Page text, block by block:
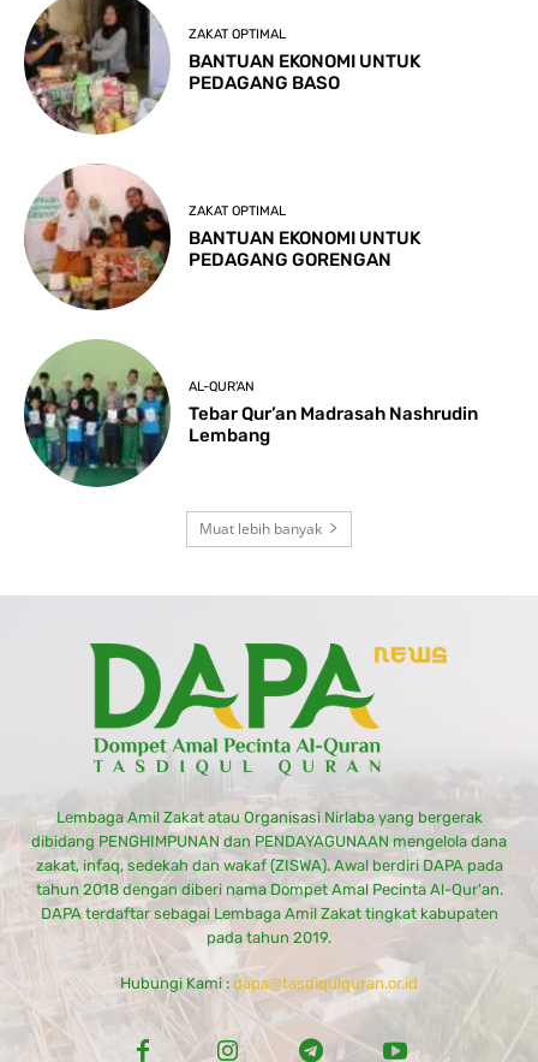
ZAKAT OPTIMAL
BANTUAN EKONOMI UNTUK
PEDAGANG BASO
ZAKAT OPTIMAL
BANTUAN EKONOMI UNTUK
PEDAGANG GORENGAN
AL-QUR'AN
Tebar Qur’an Madrasah Nashrudin
Lembang
Muat lebih banyak
Lembaga Amil Zakat atau Organisasi Nirlaba yang bergerak
dibidang PENGHIMPUNAN dan PENDAYAGUNAAN mengelola dana
zakat, infaq, sedekah dan wakaf (ZISWA). Awal berdiri DAPA pada
tahun 2018 dengan diberi nama Dompet Amal Pecinta Al-Qur'an.
DAPA terdaftar sebagai Lembaga Amil Zakat tingkat kabupaten
pada tahun 2019.
Hubungi Kami : dapa@tasdiqulquran.or.id